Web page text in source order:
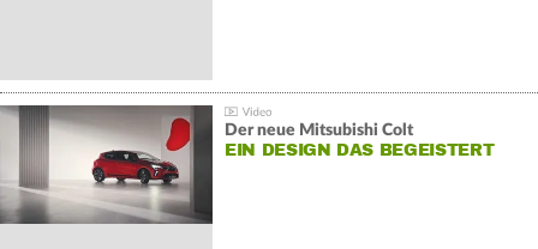
Der neue Mitsubishi Colt
EIN DESIGN DAS BEGEISTERT